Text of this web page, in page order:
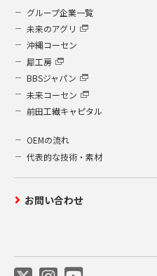
の紛失・破壊・改ざ
防止に対する合理的
行っています。
個人情報を取り扱
置き、管理を徹底
人情報の取扱い
し、徹底し、全て
個人情報は、限ら
セスできるシステ
社内に設置された
グループ企業一覧
未来のアグリ
沖縄コーセン
犀工房
BBSジャパン
未来コーセン
前田工繊キャピタル
OEMの流れ
代表的な技術・素材
お問い合わせ